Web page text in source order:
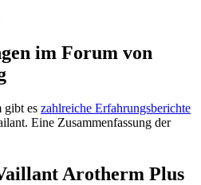
im Forum von
gibt es zahlreiche Erfahrungsberichte
Eine Zusammenfassung der
Arotherm Plus